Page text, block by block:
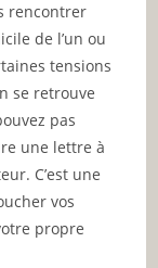
rencontrer
de l’un ou
tensions
se retrouve
pas
une lettre à
C’est une
vos
propre